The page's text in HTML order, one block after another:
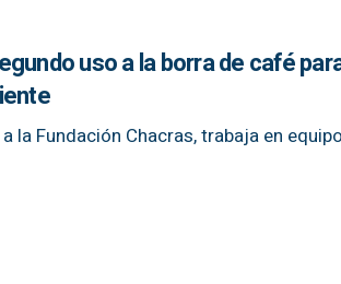
uso a la borra de café
la Fundación Chacras, trabaja en